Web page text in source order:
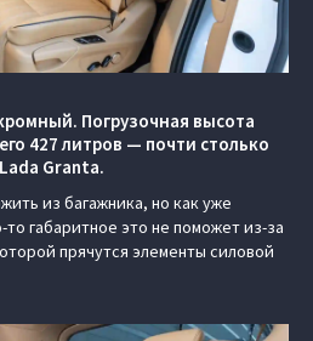
Погрузочная высота
427 литров — почти столько
Granta.
из багажника, но как уже
габаритное это не поможет из-за
прячутся элементы силовой